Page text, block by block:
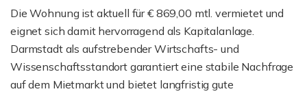
Die Wohnung ist aktuell für € 869,00 mtl. vermietet und
eignet sich damit hervorragend als Kapitalanlage.
Darmstadt als aufstrebender Wirtschafts- und
Wissenschaftsstandort garantiert eine stabile Nachfrage
auf dem Mietmarkt und bietet langfristig gute